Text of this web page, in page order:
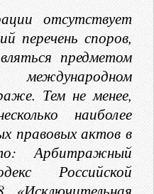
отсутствует
перечень споров,
предметом
Тем не менее,
наиболее
правовых актов в
Арбитражный
Российской